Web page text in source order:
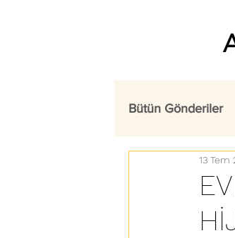
Bütün Gönderiler
13 Tem